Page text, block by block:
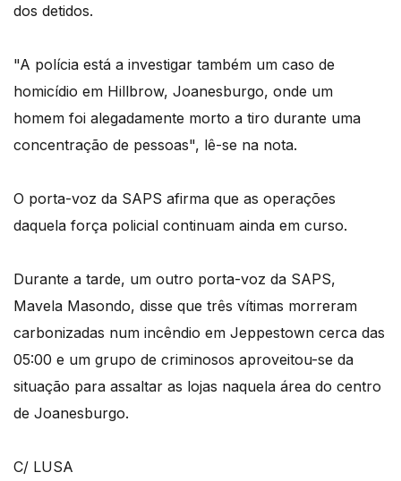
dos detidos.
"A polícia está a investigar também um caso de
homicídio em Hillbrow, Joanesburgo, onde um
homem foi alegadamente morto a tiro durante uma
concentração de pessoas", lê-se na nota.
O porta-voz da SAPS afirma que as operações
daquela força policial continuam ainda em curso.
Durante a tarde, um outro porta-voz da SAPS,
Mavela Masondo, disse que três vítimas morreram
carbonizadas num incêndio em Jeppestown cerca das
05:00 e um grupo de criminosos aproveitou-se da
situação para assaltar as lojas naquela área do centro
de Joanesburgo.
C/ LUSA